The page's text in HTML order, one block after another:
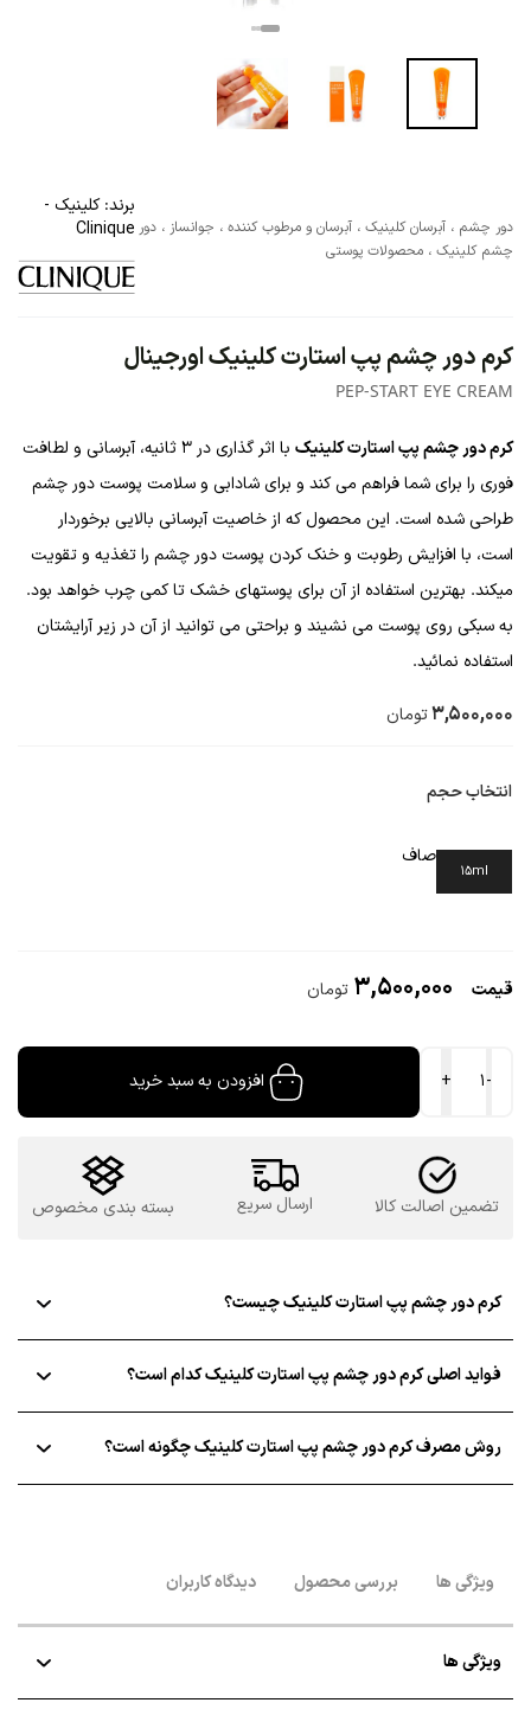
دور چشم ، آبرسان کلینیک ، آبرسان و مرطوب کننده ، جوانساز ، دور
چشم کلینیک ، محصولات پوستی
برند:کلینیک -
Clinique
کرم دور چشم پپ استارت کلینیک اورجینال
PEP-START EYE CREAM
کرم دور چشم پپ استارت کلینیک
با اثر گذاری در ۳ ثانیه، آبرسانی و لطافت
فوری را برای شما فراهم می کند و برای شادابی و سلامت پوست دور چشم
طراحی شده است. این محصول که از خاصیت آبرسانی بالایی برخوردار
است، با افزایش رطوبت و خنک کردن پوست دور چشم را تغذیه و تقویت
میکند. بهترین استفاده از آن برای پوستهای خشک تا کمی چرب خواهد بود.
به سبکی روی پوست می نشیند و براحتی می توانید از آن در زیر آرایشتان
استفاده نمائید.
3,500,000تومان
انتخاب حجم
15ml
صاف
3,500,000 تومان
-دور
استارت
کلینیک
اورجینال
+ افزودن به سبد خرید
تضمین اصالت کالا ارسال سریع بسته بندی مخصوص
کرم دور چشم پپ استارت کلینیک چیست؟
فواید اصلی کرم دور چشم پپ استارت کلینیک کدام است؟
روش مصرف کرم دور چشم پپ استارت کلینیک چگونه است؟‌
ویژگی ها بررسی محصول دیدگاه کاربران
ویژگی ها